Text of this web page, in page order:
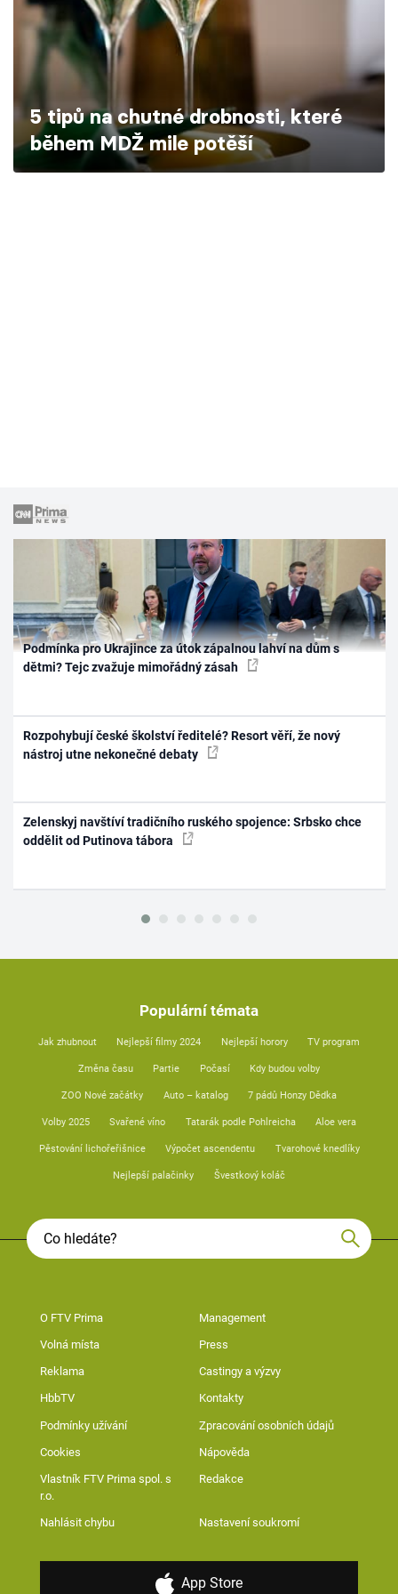
Škola vaření
Recepty z TV
Speciál: Cuketa
Těhotnej kuchař
5 tipů na chutné drobnosti, které
během MDŽ mile potěší
Podmínka pro Ukrajince za útok zápalnou lahví na dům s
dětmi? Tejc zvažuje mimořádný zásah
Rozpohybují české školství ředitelé? Resort věří, že nový
nástroj utne nekonečné debaty
Zelenskyj navštíví tradičního ruského spojence: Srbsko chce
oddělit od Putinova tábora
Populární témata
Jak zhubnout Nejlepší filmy 2024 Nejlepší horory TV program
Změna času Partie Počasí Kdy budou volby
ZOO Nové začátky Auto – katalog 7 pádů Honzy Dědka
Volby 2025 Svařené víno Tatarák podle Pohlreicha Aloe vera
Pěstování lichořeřišnice Výpočet ascendentu Tvarohové knedlíky
Nejlepší palačinky Švestkový koláč
O FTV Prima Management
Volná místa Press
Reklama Castingy a výzvy
HbbTV Kontakty
Podmínky užívání Zpracování osobních údajů
Cookies Nápověda
Vlastník FTV Prima spol. s
r.o.
Redakce
Nahlásit chybu Nastavení soukromí
App Store